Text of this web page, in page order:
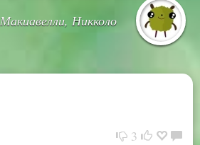
Макиавелли, Никколо
3